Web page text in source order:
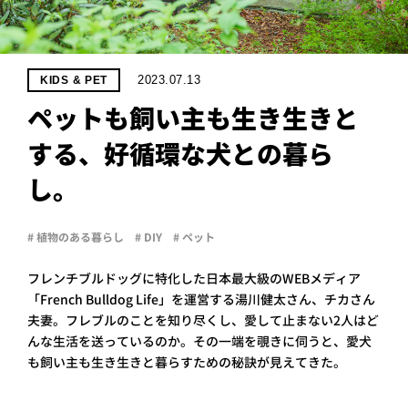
WHAT’S
LIFE
LABEL
ライフレー
つ
要
企業の
方へ
お問い
KIDS & PET 2023.07.13
ペットも飼い主も生き生きと
する、好循環な犬との暮ら
し。
# 植物のある暮らし # DIY # ペット
フレンチブルドッグに特化した日本最大級のWEBメディア
「French Bulldog Life」を運営する湯川健太さん、チカさん
夫妻。フレブルのことを知り尽くし、愛して止まない2人はど
んな生活を送っているのか。その一端を覗きに伺うと、愛犬
も飼い主も生き生きと暮らすための秘訣が見えてきた。